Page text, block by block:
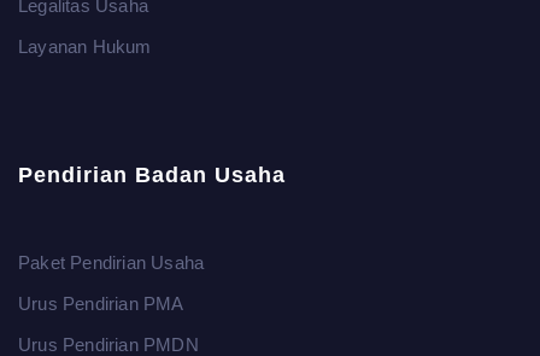
Legalitas Usaha
Layanan Hukum
Pendirian Badan Usaha
Paket Pendirian Usaha
Urus Pendirian PMA
Urus Pendirian PMDN